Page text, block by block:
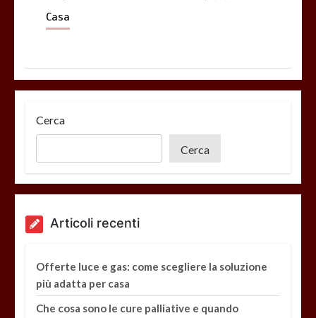
Casa
Cerca
Cerca
Articoli recenti
Offerte luce e gas: come scegliere la soluzione
più adatta per casa
Che cosa sono le cure palliative e quando